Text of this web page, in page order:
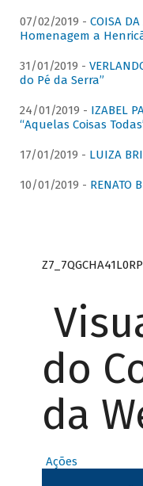
07/02/2019 - COISA
Homenagem a
31/01/2019 -
do Pé da Serra”
24/01/2019 - IZABEL
“Aquelas Coisas
17/01/2019 - LUIZA
10/01/2019 - RENATO
do
da
Ações